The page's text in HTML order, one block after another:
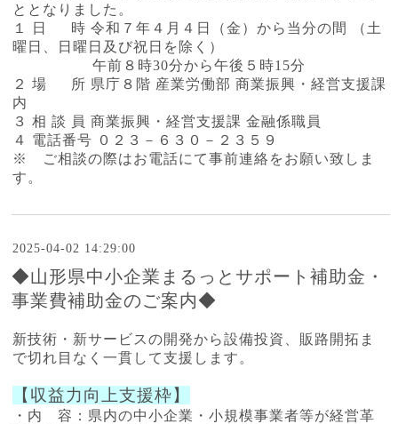
ととなりました。
１ 日 時 令和７年４月４日（金）から当分の間 （土
曜日、日曜日及び祝日を除く）
午前８時30分から午後５時15分
２ 場 所 県庁８階 産業労働部 商業振興・経営支援課
内
３ 相 談 員 商業振興・経営支援課 金融係職員
４ 電話番号 ０２３－６３０－２３５９
※ ご相談の際はお電話にて事前連絡をお願い致しま
す。
2025-04-02 14:29:00
◆山形県中小企業まるっとサポート補助金・
事業費補助金のご案内◆
新技術・新サービスの開発から設備投資、販路開拓ま
で切れ目なく一貫して支援します。
【収益力向上支援枠】
・内 容：県内の中小企業・小規模事業者等が経営革